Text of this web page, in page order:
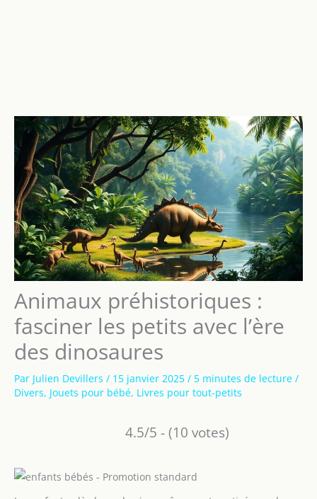
Animaux préhistoriques :
fasciner les petits avec l’ère
des dinosaures
Par Julien Devillers / 15 janvier 2025 / 5 minutes de lecture /
Divers, Jouets pour bébé, Livres pour tout-petits
4.5/5 - (10 votes)